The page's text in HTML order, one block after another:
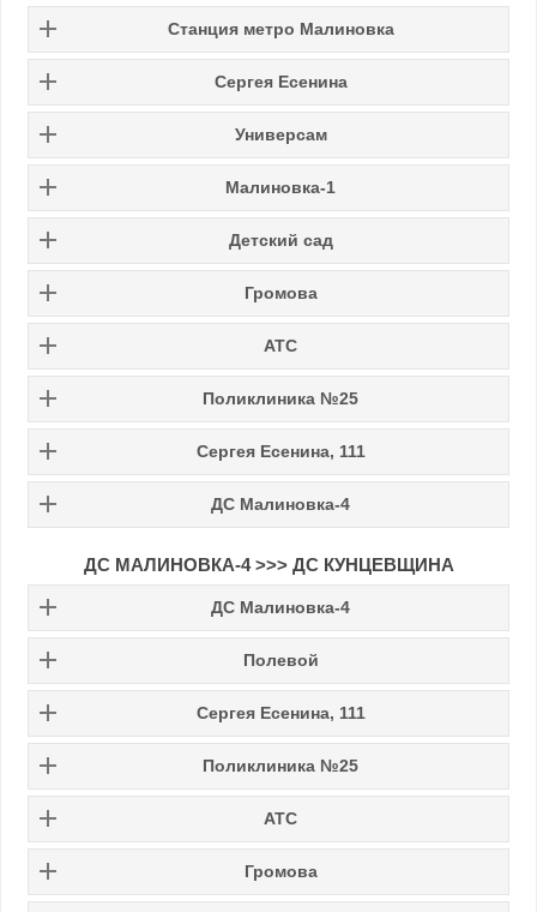
Станция метро Малиновка
Сергея Есенина
Универсам
Малиновка-1
Детский сад
Громова
АТС
Поликлиника №25
Сергея Есенина, 111
ДС Малиновка-4
ДС МАЛИНОВКА-4 >>> ДС КУНЦЕВЩИНА
ДС Малиновка-4
Полевой
Сергея Есенина, 111
Поликлиника №25
АТС
Громова